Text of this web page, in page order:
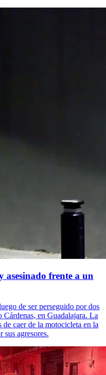
asesinado frente a un
de ser perseguido por dos
en Guadalajara. La
caer de la motocicleta en la
sus agresores.